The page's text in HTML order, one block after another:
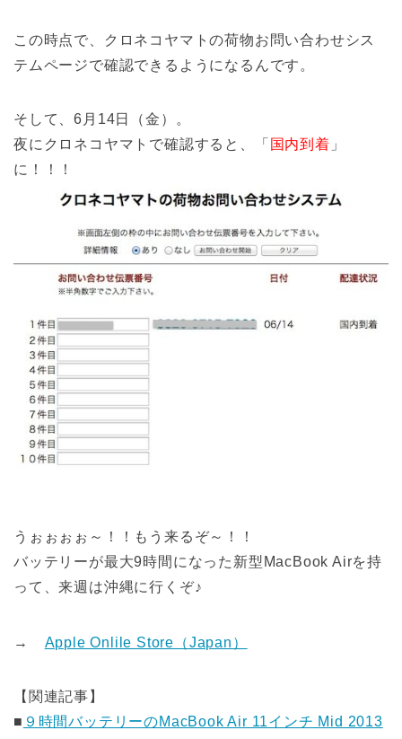
この時点で、クロネコヤマトの荷物お問い合わせシス
テムページで確認できるようになるんです。
そして、6月14日（金）。
夜にクロネコヤマトで確認すると、「 国内到着 」
に！！！
うぉぉぉぉ～！！もう来るぞ～！！
バッテリーが最大9時間になった新型MacBook Airを持
って、来週は沖縄に行くぞ♪
→ Apple Onlile Store（Japan）
【関連記事】
■ ９時間バッテリーのMacBook Air 11インチ Mid 2013